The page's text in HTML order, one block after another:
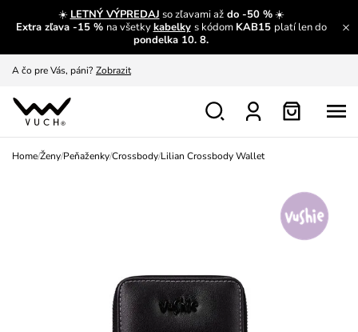
☀️ LETNÝ VÝPREDAJ so zľavami aždo -50 %☀️
Extra zľava -15 % na všetkykabelky s kódom KAB15 platí len do
pondelka 10. 8.
Prečítať viac
A čo pre Vás, páni? Zobrazit
S čím chybu neurobíš?
Nech sa inšpirovať Zobraziť
Home/Ženy/Peňaženky/Crossbody/Lilian Crossbody Wallet